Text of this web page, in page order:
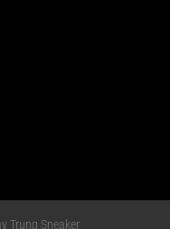
Trung Sneaker